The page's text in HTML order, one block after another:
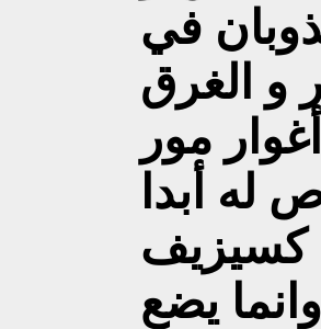
في
و الغرق
مور
له أبدا
کسيزيف
يضع